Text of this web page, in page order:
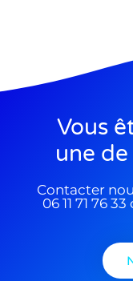
Vous
une
Contacter
06 11 71 76